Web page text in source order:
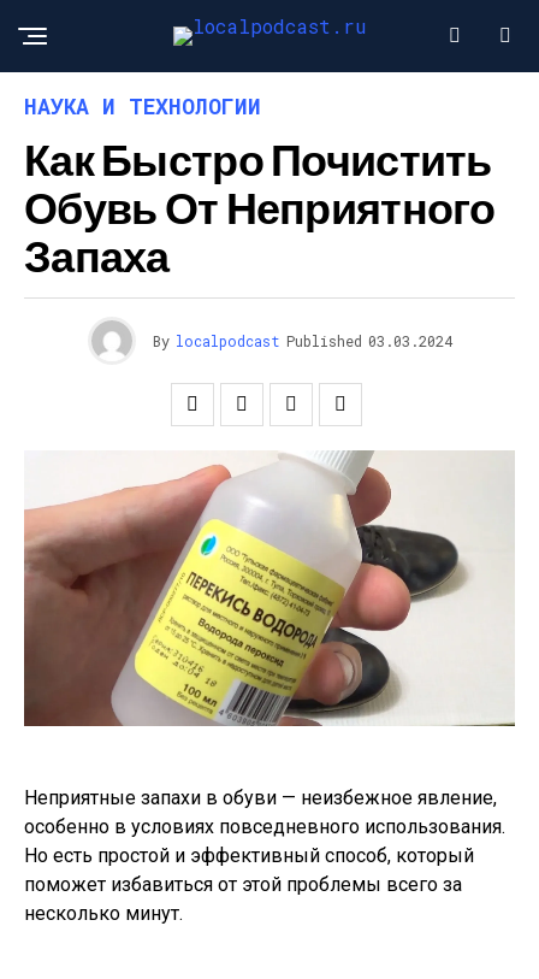
НАУКА И ТЕХНОЛОГИИ
Как Быстро Почистить
Обувь От Неприятного
Запаха
By localpodcast Published 03.03.2024
Неприятные запахи в обуви — неизбежное явление,
особенно в условиях повседневного использования.
Но есть простой и эффективный способ, который
поможет избавиться от этой проблемы всего за
несколько минут.